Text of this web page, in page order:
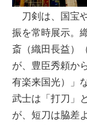
刀剣は、国宝
振を常時展示。
斎（織田長益）
が、豊臣秀頼か
有楽来国光）」
武士は「打刀」
が、短刀は脇差